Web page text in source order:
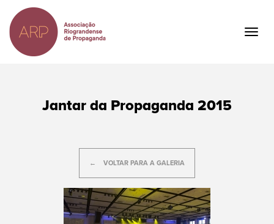
para
o
conteúdo
principal
Jantar da Propaganda 2015
VOLTAR PARA A GALERIA